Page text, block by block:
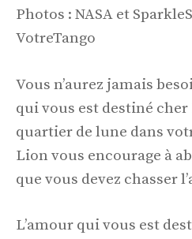
Photos : NASA et
VotreTango
Vous n’aurez jamais
qui vous est destiné
quartier de lune dans
Lion vous encourage à
que vous devez chasser
L’amour qui vous est